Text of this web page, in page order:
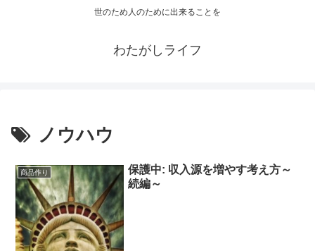
世のため人のために出来ることを
わたがしライフ
ノウハウ
商品作り
保護中: 収入源を増やす考え方～
続編～